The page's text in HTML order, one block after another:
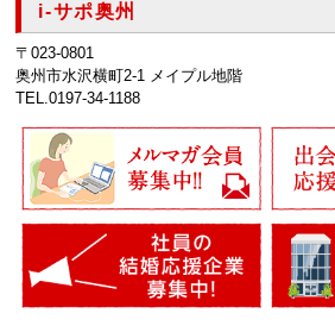
i-サポ奥州
〒023-0801
奥州市水沢横町2-1 メイプル地階
TEL.0197-34-1188